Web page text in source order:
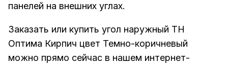
панелей на внешних углах.
Заказать или купить угол наружный ТН
Оптима Кирпич цвет Темно-коричневый
можно прямо сейчас в нашем интернет-